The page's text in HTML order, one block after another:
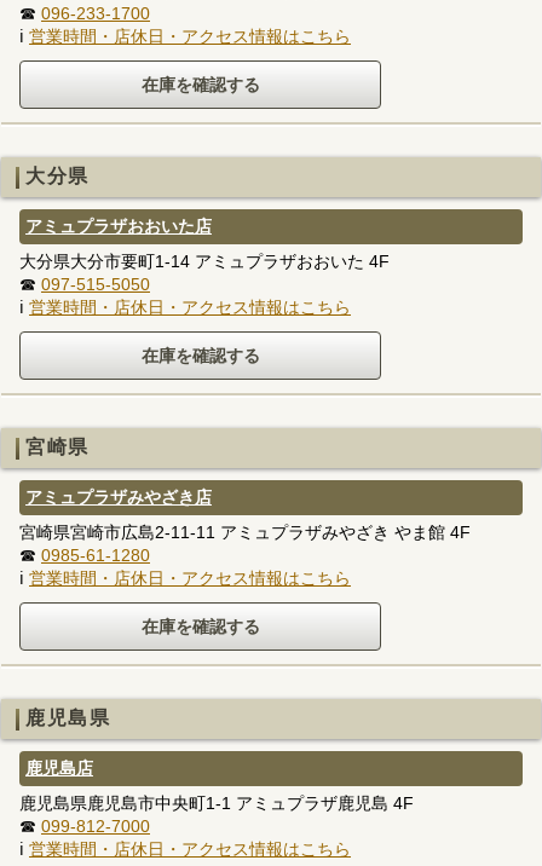
☎ 096-233-1700
ℹ 営業時間・店休日・アクセス情報はこちら
大分県
アミュプラザおおいた店
大分県大分市要町1-14 アミュプラザおおいた 4F
☎ 097-515-5050
ℹ 営業時間・店休日・アクセス情報はこちら
宮崎県
アミュプラザみやざき店
宮崎県宮崎市広島2-11-11 アミュプラザみやざき やま館 4F
☎ 0985-61-1280
ℹ 営業時間・店休日・アクセス情報はこちら
鹿児島県
鹿児島店
鹿児島県鹿児島市中央町1-1 アミュプラザ鹿児島 4F
☎ 099-812-7000
ℹ 営業時間・店休日・アクセス情報はこちら